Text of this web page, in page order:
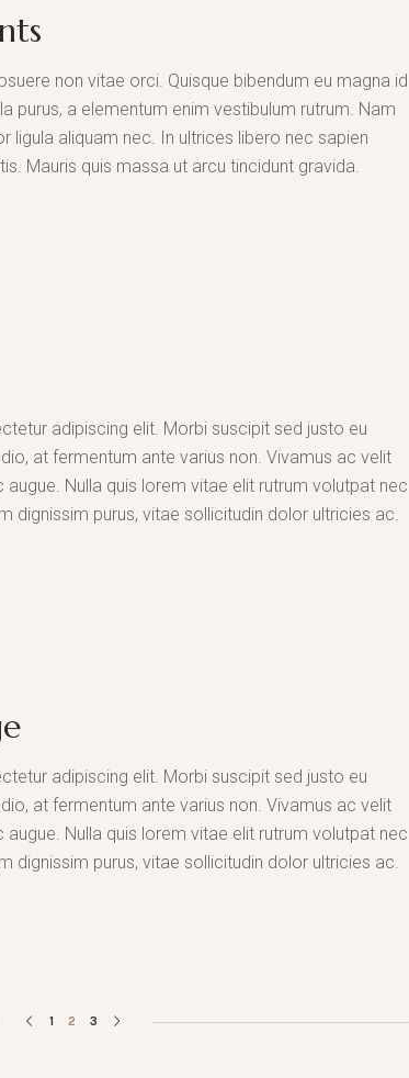
non vitae orci. Quisque bibendum eu magna id
purus, a elementum enim vestibulum rutrum. Nam
ligula aliquam nec. In ultrices libero nec sapien
Mauris quis massa ut arcu tincidunt gravida.
adipiscing elit. Morbi suscipit sed justo eu
at fermentum ante varius non. Vivamus ac velit
Nulla quis lorem vitae elit rutrum volutpat nec
dignissim purus, vitae sollicitudin dolor ultricies ac.
adipiscing elit. Morbi suscipit sed justo eu
at fermentum ante varius non. Vivamus ac velit
Nulla quis lorem vitae elit rutrum volutpat nec
dignissim purus, vitae sollicitudin dolor ultricies ac.
1 2 3